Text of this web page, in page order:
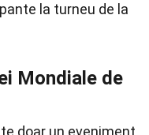
la turneu de la
Mondiale de
doar un eveniment